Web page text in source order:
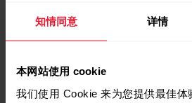
知情同意 详情
本网站使用 cookie
我们使用 Cookie 来为您提供最佳体